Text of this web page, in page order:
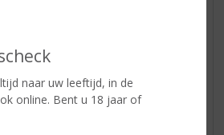
naar uw leeftijd, in de
online. Bent u 18 jaar of